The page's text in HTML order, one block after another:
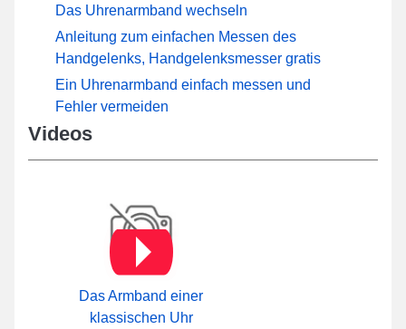
Das Uhrenarmband wechseln
Anleitung zum einfachen Messen des
Handgelenks, Handgelenksmesser gratis
Ein Uhrenarmband einfach messen und
Fehler vermeiden
Videos
Das Armband einer
klassischen Uhr